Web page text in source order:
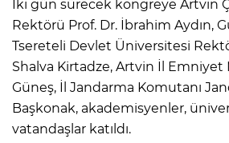
İki gün sürecek kongreye Artvin
Rektörü Prof. Dr. İbrahim Aydın,
Tsereteli Devlet Üniversitesi
Shalva Kirtadze, Artvin İl
Güneş, İl Jandarma Komutanı
Başkonak, akademisyenler,
vatandaşlar katıldı.